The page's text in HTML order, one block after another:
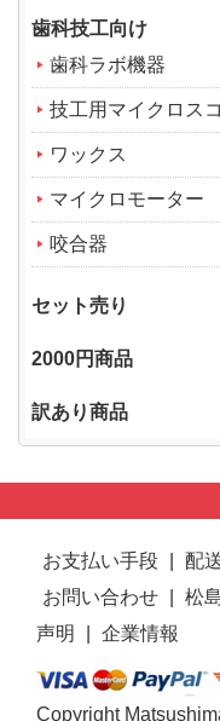
歯科技工向け
歯科ラボ機器
技工用マイクロス
ワックス
マイクロモーター
咬合器
セット売り
2000円商品
訳あり商品
お支払い手段 配
お問い合わせ
松
声明
企業情報
Copyright